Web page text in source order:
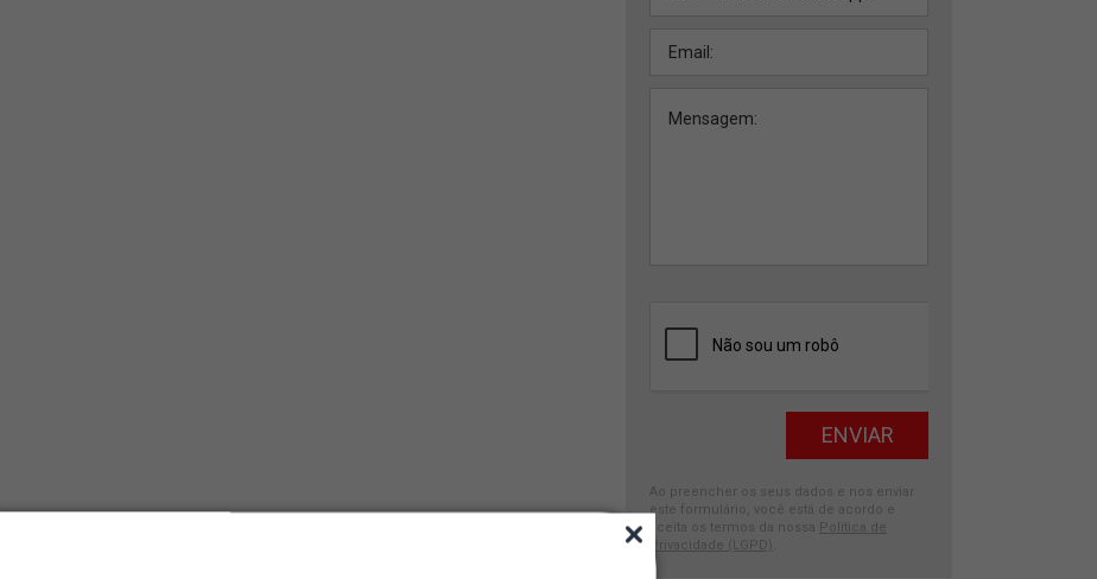
Ao preencher os seus dados e nos enviar
este formulário, você está de acordo e
aceita os termos da nossa
Política de
Privacidade (LGPD)